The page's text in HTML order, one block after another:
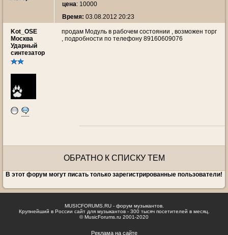
цена: 10000
Время: 03.08.2012 20:23
Kot_OSE
Москва
Ударный
синтезатор
продам Модуль в рабочем состоянии , возможен торг
, подробности по телефону 89160609076
ОБРАТНО К СПИСКУ ТЕМ
В этот форум могут писать только зарегистрированные пользователи!
MUSICFORUMS.RU - форум музыкантов.
Крупнейший в России сайт для музыкантов - 300 тысяч посетителей в месяц.
© MusicForums.ru 2001-2020
Реклама на сайте